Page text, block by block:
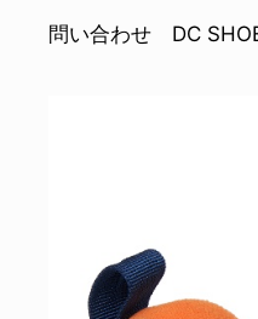
問い合わせ DC